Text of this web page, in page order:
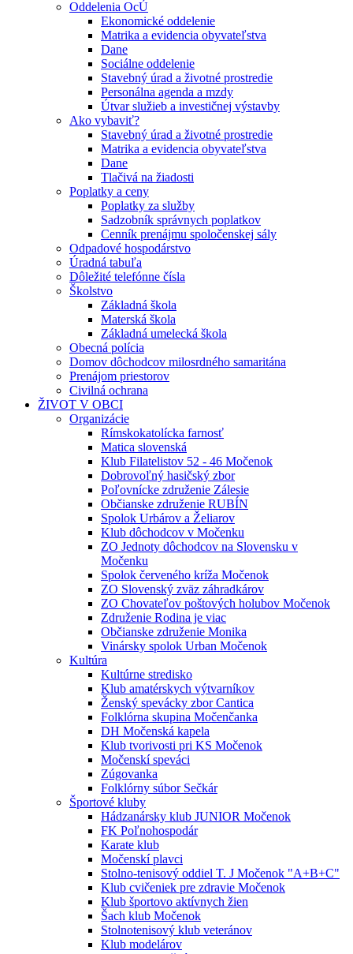
Oddelenia OcÚ
Ekonomické oddelenie
Matrika a evidencia obyvateľstva
Dane
Sociálne oddelenie
Stavebný úrad a životné prostredie
Personálna agenda a mzdy
Útvar služieb a investičnej výstavby
Ako vybaviť?
Stavebný úrad a životné prostredie
Matrika a evidencia obyvateľstva
Dane
Tlačivá na žiadosti
Poplatky a ceny
Poplatky za služby
Sadzobník správnych poplatkov
Cenník prenájmu spoločenskej sály
Odpadové hospodárstvo
Úradná tabuľa
Dôležité telefónne čísla
Školstvo
Základná škola
Materská škola
Základná umelecká škola
Obecná polícia
Domov dôchodcov milosrdného samaritána
Prenájom priestorov
Civilná ochrana
ŽIVOT V OBCI
Organizácie
Rímskokatolícka farnosť
Matica slovenská
Klub Filatelistov 52 - 46 Močenok
Dobrovoľný hasičský zbor
Poľovnícke združenie Zálesie
Občianske združenie RUBÍN
Spolok Urbárov a Želiarov
Klub dôchodcov v Močenku
ZO Jednoty dôchodcov na Slovensku v
Močenku
Spolok červeného kríža Močenok
ZO Slovenský zväz záhradkárov
ZO Chovateľov poštových holubov Močenok
Združenie Rodina je viac
Občianske združenie Monika
Vinársky spolok Urban Močenok
Kultúra
Kultúrne stredisko
Klub amatérskych výtvarníkov
Ženský spevácky zbor Cantica
Folklórna skupina Močenčanka
DH Močenská kapela
Klub tvorivosti pri KS Močenok
Močenskí speváci
Zúgovanka
Folklórny súbor Sečkár
Športové kluby
Hádzanársky klub JUNIOR Močenok
FK Poľnohospodár
Karate klub
Močenskí plavci
Stolno-tenisový oddiel T. J Močenok "A+B+C"
Klub cvičeniek pre zdravie Močenok
Klub športovo aktívnych žien
Šach klub Močenok
Stolnotenisový klub veteránov
Klub modelárov